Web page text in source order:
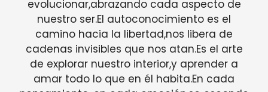
evolucionar,abrazando cada aspecto de
nuestro ser.El autoconocimiento es el
camino hacia la libertad,nos libera de
cadenas invisibles que nos atan.Es el arte
de explorar nuestro interior,y aprender a
amar todo lo que en él habita.En cada